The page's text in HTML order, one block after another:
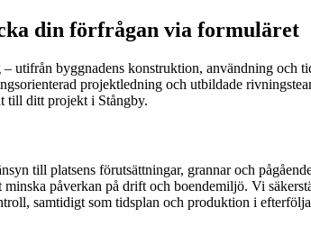
din förfrågan via formuläret
byggnadens konstruktion, användning och
projektledning och utbildade
till ditt projekt i Stångby.
till platsens förutsättningar, grannar och
påverkan på drift och boendemiljö. Vi
samtidigt som tidsplan och produktion i